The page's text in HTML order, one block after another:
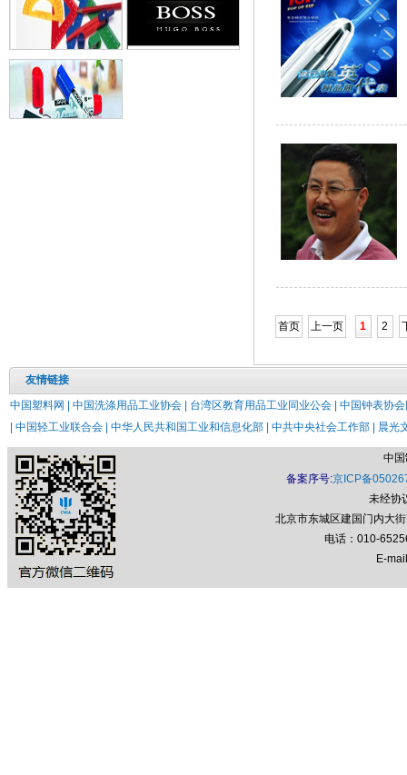
首页 上一页 1 2
友情链接
中国塑料网 | 中国洗涤用品工业协会 | 台湾区教育用品工业同业公会 | 中国钟表协
中国轻工业联合会 | 中华人民共和国工业和信息化部 | 中共中央社会工作部 | 晨光
中
备案序号:京ICP备
未经协
北京市东城区建国门内大
电话：010-
E-